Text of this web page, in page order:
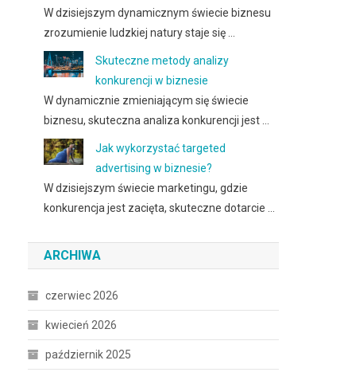
W dzisiejszym dynamicznym świecie biznesu
zrozumienie ludzkiej natury staje się …
Skuteczne metody analizy
konkurencji w biznesie
W dynamicznie zmieniającym się świecie
biznesu, skuteczna analiza konkurencji jest …
Jak wykorzystać targeted
advertising w biznesie?
W dzisiejszym świecie marketingu, gdzie
konkurencja jest zacięta, skuteczne dotarcie …
ARCHIWA
czerwiec 2026
kwiecień 2026
październik 2025